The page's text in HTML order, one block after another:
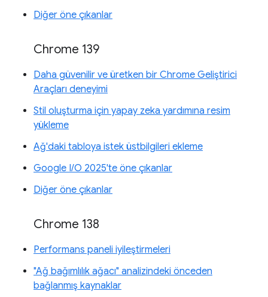
Diğer öne çıkanlar
Chrome 139
Daha güvenilir ve üretken bir Chrome Geliştirici
Araçları deneyimi
Stil oluşturma için yapay zeka yardımına resim
yükleme
Ağ'daki tabloya istek üstbilgileri ekleme
Google I/O 2025'te öne çıkanlar
Diğer öne çıkanlar
Chrome 138
Performans paneli iyileştirmeleri
"Ağ bağımlılık ağacı" analizindeki önceden
bağlanmış kaynaklar